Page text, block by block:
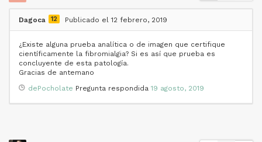
Dagoca 12 Publicado el 12 febrero, 2019
¿Existe alguna prueba analítica o de imagen que certifique
científicamente la fibromialgia? Si es así que prueba es
concluyente de esta patología.
Gracias de antemano
dePocholate Pregunta respondida 19 agosto, 2019